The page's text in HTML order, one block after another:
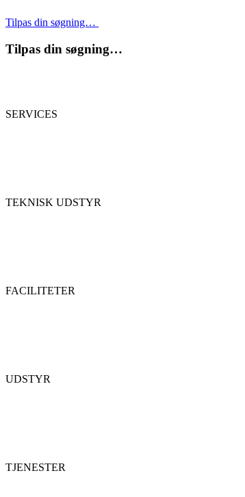
Tilpas din søgning…
Tilpas din søgning…
SERVICES
TEKNISK UDSTYR
FACILITETER
UDSTYR
TJENESTER